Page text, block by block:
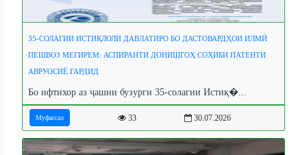
35-СОЛАГИИ ИСТИҚЛОЛИ ДАВЛАТИРО БО ДАСТОВАРДҲОИ ИЛМӢ
ПЕШВОЗ МЕГИРЕМ: АСПИРАНТИ ДОНИШГОҲ СОҲИБИ ПАТЕНТИ
АВРУОСИЁ ГАРДИД
Бо ифтихор аз ҷашни бузурги 35-солагии Истиқ�...
Муфассал 33 30.07.2026